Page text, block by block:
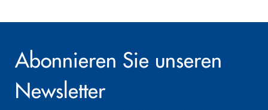
Abonnieren Sie unseren
Newsletter